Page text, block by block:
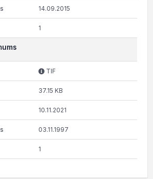
14.09.2015
1
TIF
37.15 KB
10.11.2021
03.11.1997
1